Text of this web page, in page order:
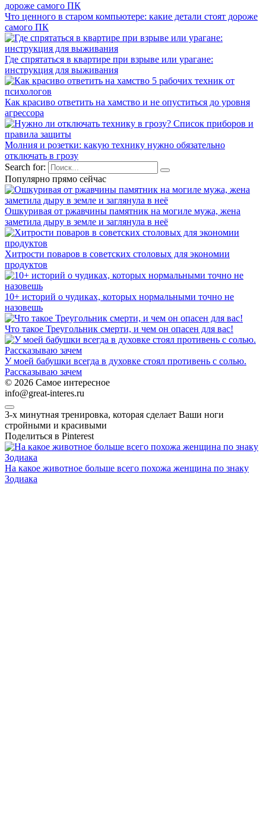
Что ценного в старом компьютере: какие детали стоят дороже
самого ПК
Где спрятаться в квартире при взрыве или урагане:
инструкция для выживания
Как красиво ответить на хамство и не опуститься до уровня
агрессора
Молния и розетки: какую технику нужно обязательно
отключать в грозу
Search for:
Популярно прямо сейчас
Ошкуривая от ржавчины памятник на могиле мужа, жена
заметила дыру в земле и заглянула в неё
Хитрости поваров в советских столовых для экономии
продуктов
10+ историй о чудиках, которых нормальными точно не
назовешь
Что такое Треугольник смерти, и чем он опасен для вас!
У моей бабушки всегда в духовке стоял противень с солью.
Рассказываю зачем
© 2026 Самое интересное
info@great-interes.ru
3-х минутная тренировка, которая сделает Ваши ноги
стройными и красивыми
Поделиться в Pinterest
На какое животное больше всего похожа женщина по знаку
Зодиака